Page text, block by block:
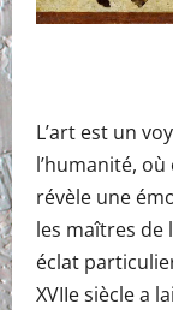
L’art est un
l’humanité,
révèle une
les maîtres de
éclat
XVIIe siècle a